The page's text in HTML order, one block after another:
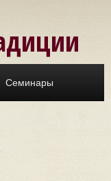
Семинары